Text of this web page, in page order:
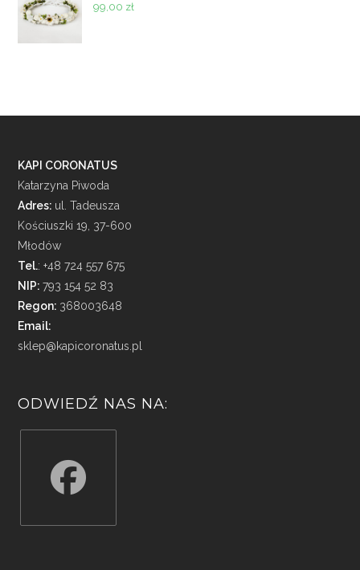
99,00 zł
KAPI CORONATUS
Katarzyna Piwoda
Adres: ul. Tadeusza
Kościuszki 19, 37-600
Młodów
Tel.: +48 724 557 675
NIP:793 154 52 83
Regon: 368003648
Email:
sklep@kapicoronatus.pl
ODWIEDŹ NAS NA: